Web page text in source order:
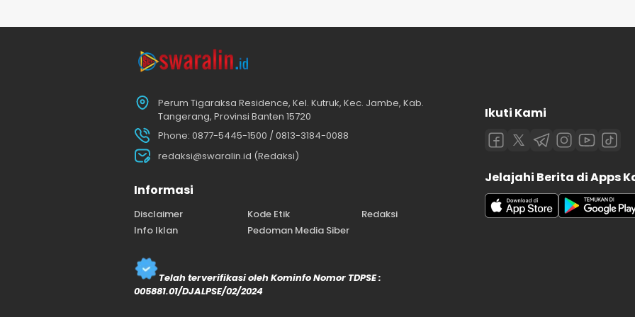
Perum Tigaraksa Residence, Kel. Kutruk, Kec. Jambe, Kab.
Tangerang, Provinsi Banten 15720
Phone: 0877-5445-1500 / 0813-3184-0088
redaksi@swaralin.id (Redaksi)
Informasi
Disclaimer Kode Etik
Redaksi
Info Iklan
Pedoman Media Siber
Telah terverifikasi oleh Kominfo Nomor TDPSE :
005881.01/DJALPSE/02/2024
Ikuti Kami
Jelajahi Berita di Apps